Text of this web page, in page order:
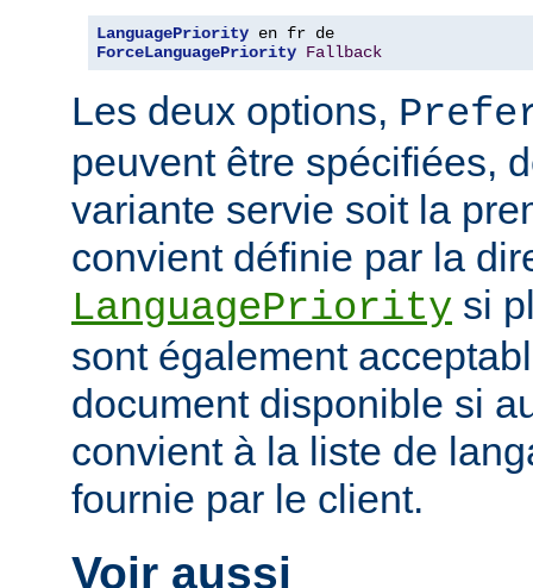
LanguagePriority
ForceLanguagePriority Fallback
Les deux options,
peuvent être spécifiées,
variante servie soit la
convient définie par la
LanguagePriority si
sont également
document disponible si
convient à la liste de
fournie par le client.
Voir aussi